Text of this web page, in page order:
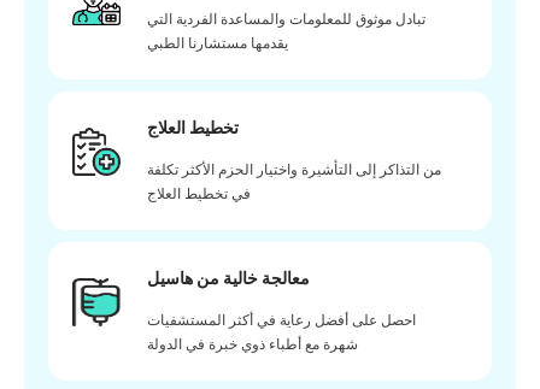
تبادل موثوق للمعلومات والمساعدة الفردية التي
يقدمها مستشارنا الطبي
تخطيط العلاج
من التذاكر إلى التأشيرة واختيار الحزم الأكثر تكلفة
في تخطيط العلاج
معالجة خالية من هاسيل
احصل على أفضل رعاية في أكثر المستشفيات
شهرة مع أطباء ذوي خبرة في الدولة